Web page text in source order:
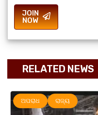
JOIN
NOW
RELATED NEWS
ଅପରାଧ ରାଜ୍ୟ